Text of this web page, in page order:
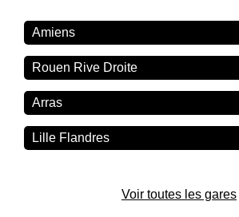
Amiens
Rouen Rive Droite
Arras
Lille Flandres
Voir toutes les gares